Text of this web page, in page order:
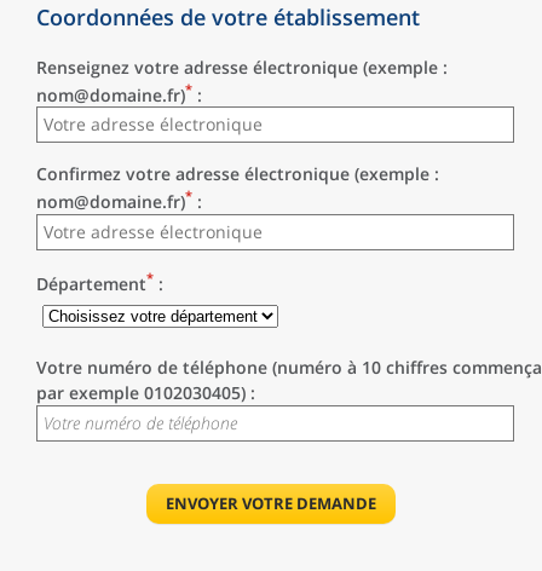
Coordonnées de votre établissement
Renseignez votre adresse électronique (exemple :
nom@domaine.fr)* :
Confirmez votre adresse électronique (exemple :
nom@domaine.fr)* :
Département* :
Votre numéro de téléphone (numéro à 10 chiffres
par exemple 0102030405) :
ENVOYER VOTRE DEMANDE